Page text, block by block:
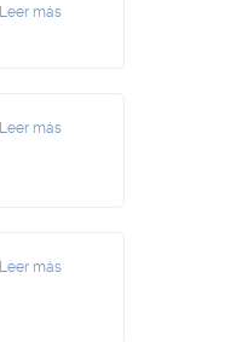
Leer más
Leer más
Leer más